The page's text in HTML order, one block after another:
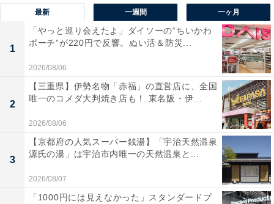
最新 一週間 一ヶ月
1
「やっと巡り会えたよ」ダイソーの“ちいかわ
ポーチ”が220円で反響。ぬい活＆防災...
2026/08/06
2
【三重県】伊勢名物「赤福」の直営店に、全国
唯一のコメダ大判焼き店も！ 東名阪・伊...
2026/08/06
3
【京都府の人気スーパー銭湯】「宇治天然温泉
源氏の湯」は宇治市内唯一の天然温泉と...
2026/08/07
「1000円には見えなかった」スタンダードプ